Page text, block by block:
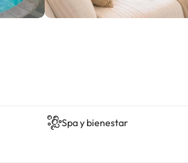
Spa y bienestar